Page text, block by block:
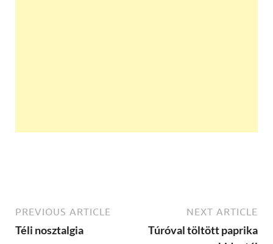
PREVIOUS ARTICLE
Téli nosztalgia
NEXT ARTICLE
Túróval töltött paprika